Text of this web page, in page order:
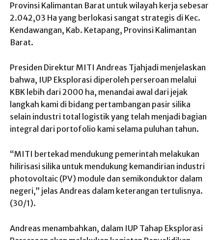
Provinsi Kalimantan Barat untuk wilayah kerja sebesar
2.042,03 Ha yang berlokasi sangat strategis di Kec.
Kendawangan, Kab. Ketapang, Provinsi Kalimantan
Barat.
Presiden Direktur MITI Andreas Tjahjadi menjelaskan
bahwa, IUP Eksplorasi diperoleh perseroan melalui
KBK lebih dari 2000 ha, menandai awal dari jejak
langkah kami di bidang pertambangan pasir silika
selain industri total logistik yang telah menjadi bagian
integral dari portofolio kami selama puluhan tahun.
“MITI bertekad mendukung pemerintah melakukan
hilirisasi silika untuk mendukung kemandirian industri
photovoltaic (PV) module dan semikonduktor dalam
negeri,” jelas Andreas dalam keterangan tertulisnya.
(30/1).
Andreas menambahkan, dalam IUP Tahap Eksplorasi